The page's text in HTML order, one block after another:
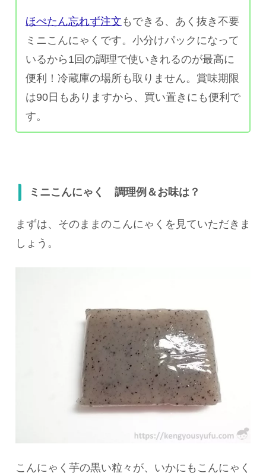
ほぺたん忘れず注文 もできる、あく抜き不要
ミニこんにゃくです。小分けパックになって
いるから1回の調理で使いきれるのが最高に
便利！冷蔵庫の場所も取りません。賞味期限
は90日もありますから、買い置きにも便利で
す。
ミニこんにゃく 調理例＆お味は？
まずは、そのままのこんにゃくを見ていただきま
しょう。
こんにゃく芋の黒い粒々が、いかにもこんにゃく